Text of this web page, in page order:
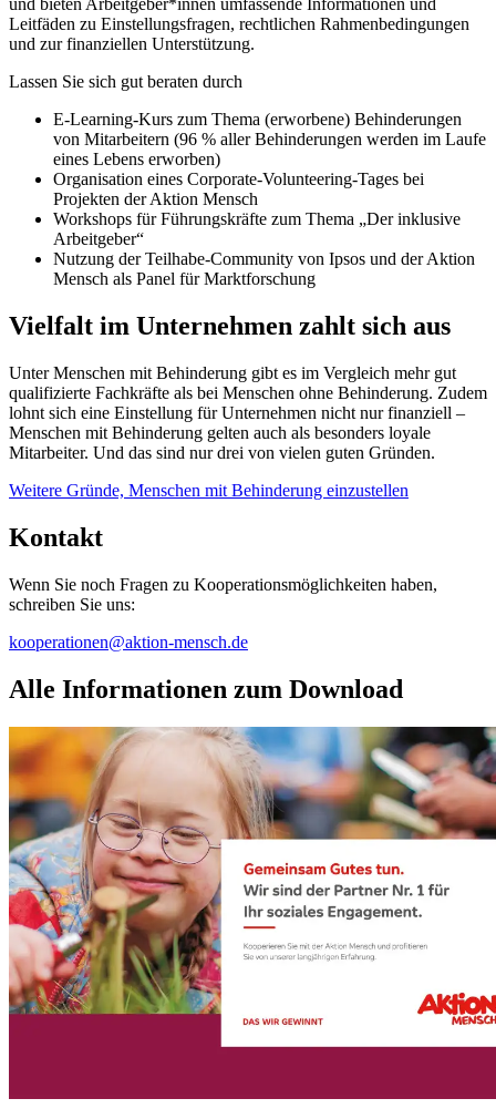
und bieten Arbeitgeber*innen umfassende Informationen und
Leitfäden zu Einstellungsfragen, rechtlichen Rahmenbedingungen
und zur finanziellen Unterstützung.
Lassen Sie sich gut beraten durch
E-Learning-Kurs zum Thema (erworbene) Behinderungen
von Mitarbeitern (96 % aller Behinderungen werden im Laufe
eines Lebens erworben)
Organisation eines Corporate-Volunteering-Tages bei
Projekten der Aktion Mensch
Workshops für Führungskräfte zum Thema „Der inklusive
Arbeitgeber“
Nutzung der Teilhabe-Community von Ipsos und der Aktion
Mensch als Panel für Marktforschung
Vielfalt im Unternehmen zahlt sich aus
Unter Menschen mit Behinderung gibt es im Vergleich mehr gut
qualifizierte Fachkräfte als bei Menschen ohne Behinderung. Zudem
lohnt sich eine Einstellung für Unternehmen nicht nur finanziell –
Menschen mit Behinderung gelten auch als besonders loyale
Mitarbeiter. Und das sind nur drei von vielen guten Gründen.
Weitere Gründe, Menschen mit Behinderung einzustellen
Kontakt
Wenn Sie noch Fragen zu Kooperationsmöglichkeiten haben,
schreiben Sie uns:
kooperationen@aktion-mensch.de
Alle Informationen zum Download